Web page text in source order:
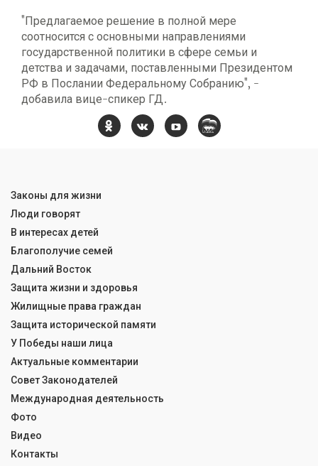
"Предлагаемое решение в полной мере
соотносится с основными направлениями
государственной политики в сфере семьи и
детства и задачами, поставленными Президентом
РФ в Послании Федеральному Собранию", -
добавила вице-спикер ГД.
Законы для жизни
Люди говорят
В интересах детей
Благополучие семей
Дальний Восток
Защита жизни и здоровья
Жилищные права граждан
Защита исторической памяти
У Победы наши лица
Актуальные комментарии
Совет Законодателей
Международная деятельность
Фото
Видео
Контакты